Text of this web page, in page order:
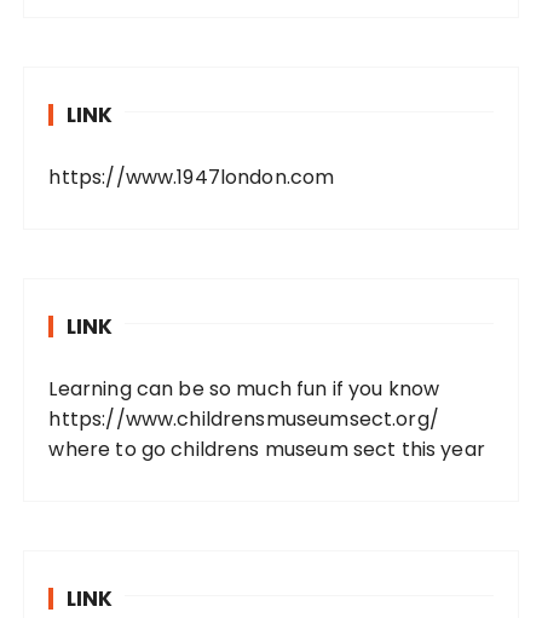
LINK
https://www.1947london.com
LINK
Learning can be so much fun if you know
https://www.childrensmuseumsect.org/
where to go childrens museum sect this year
LINK